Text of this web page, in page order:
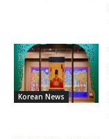
Korean News